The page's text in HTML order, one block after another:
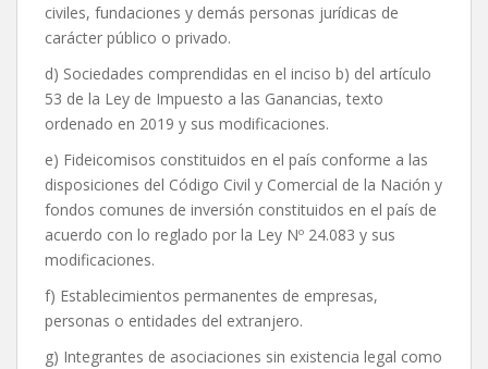
civiles, fundaciones y demás personas jurídicas de
carácter público o privado.
d) Sociedades comprendidas en el inciso b) del artículo
53 de la Ley de Impuesto a las Ganancias, texto
ordenado en 2019 y sus modificaciones.
e) Fideicomisos constituidos en el país conforme a las
disposiciones del Código Civil y Comercial de la Nación y
fondos comunes de inversión constituidos en el país de
acuerdo con lo reglado por la Ley Nº 24.083 y sus
modificaciones.
f) Establecimientos permanentes de empresas,
personas o entidades del extranjero.
g) Integrantes de asociaciones sin existencia legal como